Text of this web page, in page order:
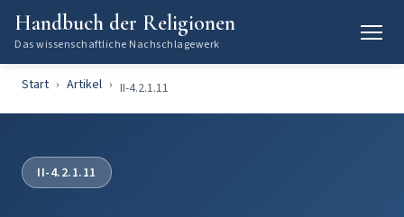
Handbuch der Religionen
Das wissenschaftliche Nachschlagewerk
Start Artikel II-4.2.1.11
II-4.2.1.11